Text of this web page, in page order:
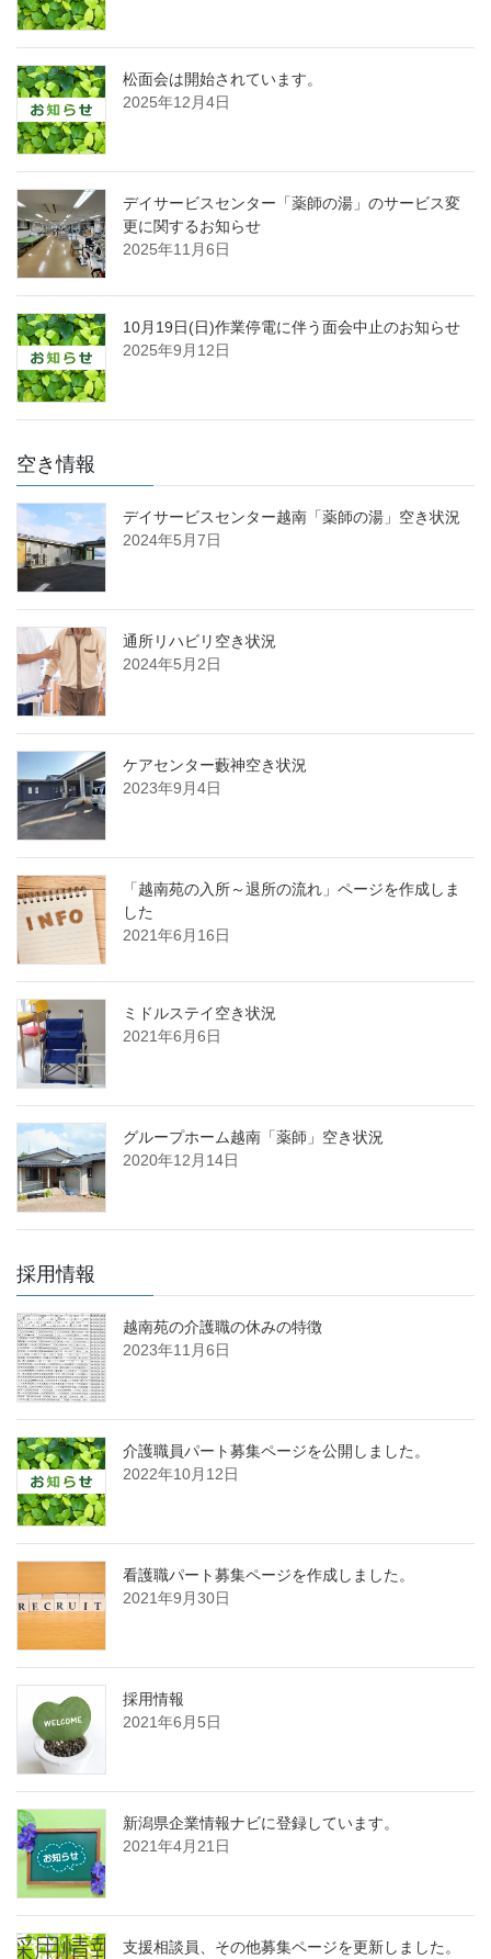
松面会は開始されています。
2025年12月4日
デイサービスセンター「薬師の湯」のサービス変
更に関するお知らせ
2025年11月6日
10月19日(日)作業停電に伴う面会中止のお知らせ
2025年9月12日
空き情報
デイサービスセンター越南「薬師の湯」空き状況
2024年5月7日
通所リハビリ空き状況
2024年5月2日
ケアセンター藪神空き状況
2023年9月4日
「越南苑の入所～退所の流れ」ページを作成しま
した
2021年6月16日
ミドルステイ空き状況
2021年6月6日
グループホーム越南「薬師」空き状況
2020年12月14日
採用情報
越南苑の介護職の休みの特徴
2023年11月6日
介護職員パート募集ページを公開しました。
2022年10月12日
看護職パート募集ページを作成しました。
2021年9月30日
採用情報
2021年6月5日
新潟県企業情報ナビに登録しています。
2021年4月21日
支援相談員、その他募集ページを更新しました。